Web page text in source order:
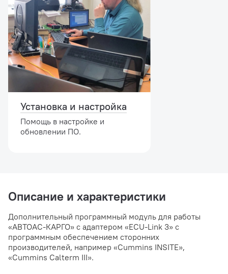
Установка и настройка
Помощь в настройке и
обновлении ПО.
Описание и характеристики
Дополнительный программный модуль для работы
«АВТОАС-КАРГО» с адаптером «ECU-Link 3» с
программным обеспечением сторонних
производителей, например «Cummins INSITE»,
«Cummins Calterm III».